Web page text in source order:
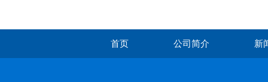
首页 公司简介 新